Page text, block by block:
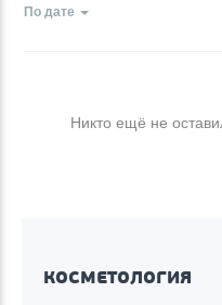
По дате
Никто ещё не
КОСМЕТОЛОГИЯ